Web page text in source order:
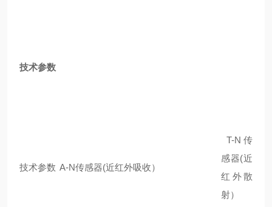
技术参数
技术参数 A-N传感器(近红外吸收）
T-N传
感器(近
红外散
射）